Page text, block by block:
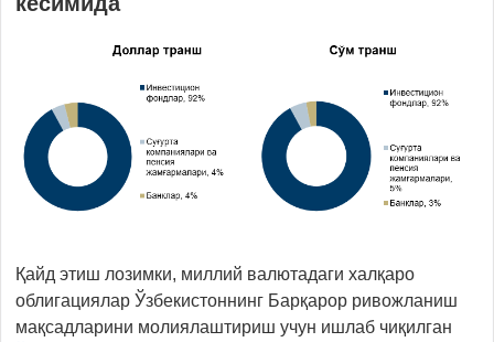
Қайд этиш лозимки, миллий валютадаги халқаро
облигациялар Ўзбекистоннинг Барқарор ривожланиш
мақсадларини молиялаштириш учун ишлаб чиқилган